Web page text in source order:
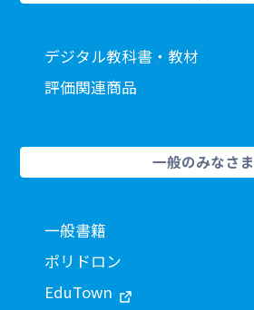
デジタル教科書・教材
評価関連商品
一般のみなさま
一般書籍
ポリドロン
EduTown